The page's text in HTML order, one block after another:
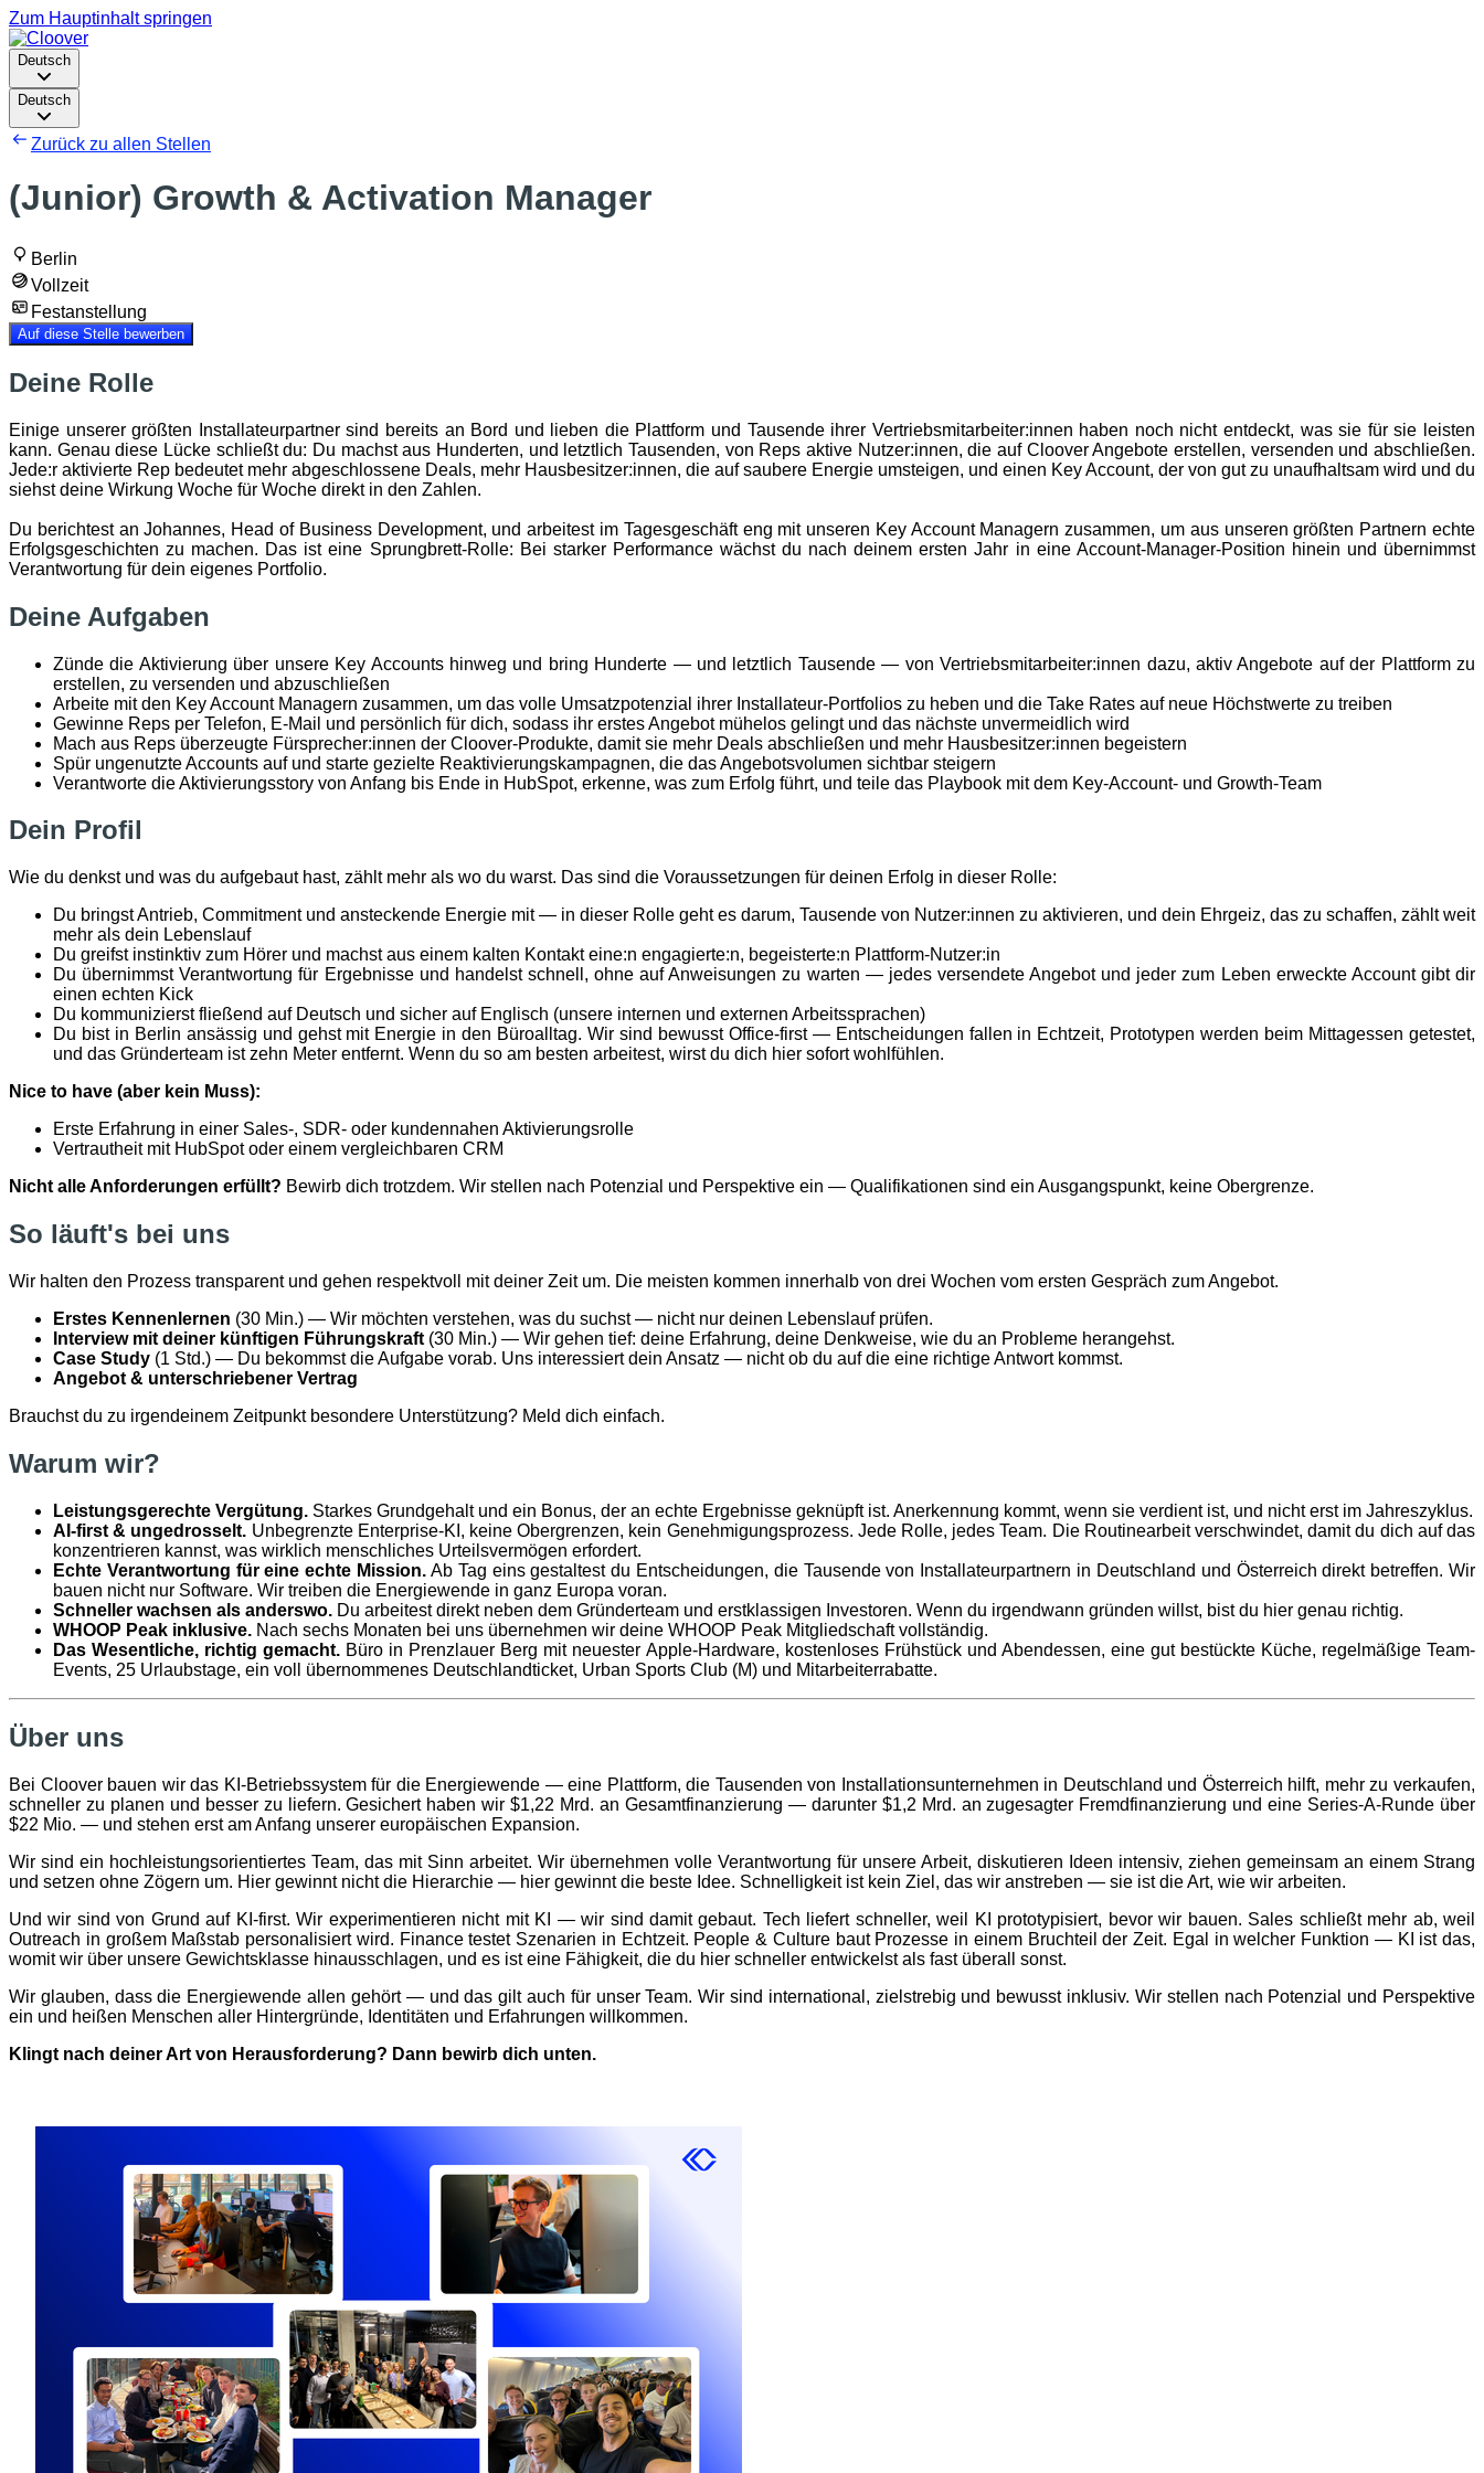
Zum Hauptinhalt springen
Deutsch
Deutsch
Zurück zu allen Stellen
(Junior) Growth & Activation Manager
Berlin
Vollzeit
Festanstellung
Auf diese Stelle bewerben
Deine Rolle
Einige unserer größten Installateurpartner sind bereits an Bord und lieben die Plattform und Tausende ihrer Vertriebsmitarbeiter:innen haben noch nicht entdeckt, was sie für sie leisten
kann. Genau diese Lücke schließt du: Du machst aus Hunderten, und letztlich Tausenden, von Reps aktive Nutzer:innen, die auf Cloover Angebote erstellen, versenden und abschließen.
Jede:r aktivierte Rep bedeutet mehr abgeschlossene Deals, mehr Hausbesitzer:innen, die auf saubere Energie umsteigen, und einen Key Account, der von gut zu unaufhaltsam wird und du
siehst deine Wirkung Woche für Woche direkt in den Zahlen.
Du berichtest an Johannes, Head of Business Development, und arbeitest im Tagesgeschäft eng mit unseren Key Account Managern zusammen, um aus unseren größten Partnern echte
Erfolgsgeschichten zu machen. Das ist eine Sprungbrett-Rolle: Bei starker Performance wächst du nach deinem ersten Jahr in eine Account-Manager-Position hinein und übernimmst
Verantwortung für dein eigenes Portfolio.
Deine Aufgaben
Zünde die Aktivierung über unsere Key Accounts hinweg und bring Hunderte — und letztlich Tausende — von Vertriebsmitarbeiter:innen dazu, aktiv Angebote auf der Plattform zu
erstellen, zu versenden und abzuschließen
Arbeite mit den Key Account Managern zusammen, um das volle Umsatzpotenzial ihrer Installateur-Portfolios zu heben und die Take Rates auf neue Höchstwerte zu treiben
Gewinne Reps per Telefon, E-Mail und persönlich für dich, sodass ihr erstes Angebot mühelos gelingt und das nächste unvermeidlich wird
Mach aus Reps überzeugte Fürsprecher:innen der Cloover-Produkte, damit sie mehr Deals abschließen und mehr Hausbesitzer:innen begeistern
Spür ungenutzte Accounts auf und starte gezielte Reaktivierungskampagnen, die das Angebotsvolumen sichtbar steigern
Verantworte die Aktivierungsstory von Anfang bis Ende in HubSpot, erkenne, was zum Erfolg führt, und teile das Playbook mit dem Key-Account- und Growth-Team
Dein Profil
Wie du denkst und was du aufgebaut hast, zählt mehr als wo du warst. Das sind die Voraussetzungen für deinen Erfolg in dieser Rolle:
Du bringst Antrieb, Commitment und ansteckende Energie mit — in dieser Rolle geht es darum, Tausende von Nutzer:innen zu aktivieren, und dein Ehrgeiz, das zu schaffen, zählt weit
mehr als dein Lebenslauf
Du greifst instinktiv zum Hörer und machst aus einem kalten Kontakt eine:n engagierte:n, begeisterte:n Plattform-Nutzer:in
Du übernimmst Verantwortung für Ergebnisse und handelst schnell, ohne auf Anweisungen zu warten — jedes versendete Angebot und jeder zum Leben erweckte Account gibt dir
einen echten Kick
Du kommunizierst fließend auf Deutsch und sicher auf Englisch (unsere internen und externen Arbeitssprachen)
Du bist in Berlin ansässig und gehst mit Energie in den Büroalltag. Wir sind bewusst Office-first — Entscheidungen fallen in Echtzeit, Prototypen werden beim Mittagessen getestet,
und das Gründerteam ist zehn Meter entfernt. Wenn du so am besten arbeitest, wirst du dich hier sofort wohlfühlen.
Nice to have (aber kein Muss):
Erste Erfahrung in einer Sales-, SDR- oder kundennahen Aktivierungsrolle
Vertrautheit mit HubSpot oder einem vergleichbaren CRM
Nicht alle Anforderungen erfüllt? Bewirb dich trotzdem. Wir stellen nach Potenzial und Perspektive ein — Qualifikationen sind ein Ausgangspunkt, keine Obergrenze.
So läuft's bei uns
Wir halten den Prozess transparent und gehen respektvoll mit deiner Zeit um. Die meisten kommen innerhalb von drei Wochen vom ersten Gespräch zum Angebot.
Erstes Kennenlernen (30 Min.) — Wir möchten verstehen, was du suchst — nicht nur deinen Lebenslauf prüfen.
Interview mit deiner künftigen Führungskraft (30 Min.) — Wir gehen tief: deine Erfahrung, deine Denkweise, wie du an Probleme herangehst.
Case Study (1 Std.) — Du bekommst die Aufgabe vorab. Uns interessiert dein Ansatz — nicht ob du auf die eine richtige Antwort kommst.
Angebot & unterschriebener Vertrag
Brauchst du zu irgendeinem Zeitpunkt besondere Unterstützung? Meld dich einfach.
Warum wir?
Leistungsgerechte Vergütung. Starkes Grundgehalt und ein Bonus, der an echte Ergebnisse geknüpft ist. Anerkennung kommt, wenn sie verdient ist, und nicht erst im Jahreszyklus.
AI-first & ungedrosselt. Unbegrenzte Enterprise-KI, keine Obergrenzen, kein Genehmigungsprozess. Jede Rolle, jedes Team. Die Routinearbeit verschwindet, damit du dich auf das
konzentrieren kannst, was wirklich menschliches Urteilsvermögen erfordert.
Echte Verantwortung für eine echte Mission. Ab Tag eins gestaltest du Entscheidungen, die Tausende von Installateurpartnern in Deutschland und Österreich direkt betreffen. Wir
bauen nicht nur Software. Wir treiben die Energiewende in ganz Europa voran.
Schneller wachsen als anderswo. Du arbeitest direkt neben dem Gründerteam und erstklassigen Investoren. Wenn du irgendwann gründen willst, bist du hier genau richtig.
WHOOP Peak inklusive. Nach sechs Monaten bei uns übernehmen wir deine WHOOP Peak Mitgliedschaft vollständig.
Das Wesentliche, richtig gemacht. Büro in Prenzlauer Berg mit neuester Apple-Hardware, kostenloses Frühstück und Abendessen, eine gut bestückte Küche, regelmäßige Team-
Events, 25 Urlaubstage, ein voll übernommenes Deutschlandticket, Urban Sports Club (M) und Mitarbeiterrabatte.
Über uns
Bei Cloover bauen wir das KI-Betriebssystem für die Energiewende — eine Plattform, die Tausenden von Installationsunternehmen in Deutschland und Österreich hilft, mehr zu verkaufen,
schneller zu planen und besser zu liefern. Gesichert haben wir $1,22 Mrd. an Gesamtfinanzierung — darunter $1,2 Mrd. an zugesagter Fremdfinanzierung und eine Series-A-Runde über
$22 Mio. — und stehen erst am Anfang unserer europäischen Expansion.
Wir sind ein hochleistungsorientiertes Team, das mit Sinn arbeitet. Wir übernehmen volle Verantwortung für unsere Arbeit, diskutieren Ideen intensiv, ziehen gemeinsam an einem Strang
und setzen ohne Zögern um. Hier gewinnt nicht die Hierarchie — hier gewinnt die beste Idee. Schnelligkeit ist kein Ziel, das wir anstreben — sie ist die Art, wie wir arbeiten.
Und wir sind von Grund auf KI-first. Wir experimentieren nicht mit KI — wir sind damit gebaut. Tech liefert schneller, weil KI prototypisiert, bevor wir bauen. Sales schließt mehr ab, weil
Outreach in großem Maßstab personalisiert wird. Finance testet Szenarien in Echtzeit. People & Culture baut Prozesse in einem Bruchteil der Zeit. Egal in welcher Funktion — KI ist das,
womit wir über unsere Gewichtsklasse hinausschlagen, und es ist eine Fähigkeit, die du hier schneller entwickelst als fast überall sonst.
Wir glauben, dass die Energiewende allen gehört — und das gilt auch für unser Team. Wir sind international, zielstrebig und bewusst inklusiv. Wir stellen nach Potenzial und Perspektive
ein und heißen Menschen aller Hintergründe, Identitäten und Erfahrungen willkommen.
Klingt nach deiner Art von Herausforderung? Dann bewirb dich unten.